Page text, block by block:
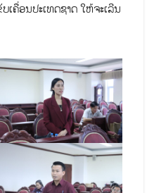
ຄື່ອນປະເທດຊາດ ໃຫ້ຈະເລີນ